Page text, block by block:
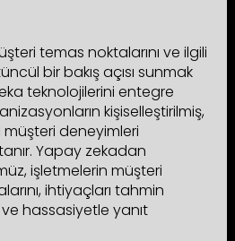
temas noktalarını ve ilgili
bir bakış açısı sunmak
teknolojilerini entegre
kişiselleştirilmiş,
deneyimleri
Yapay zekadan
işletmelerin müşteri
ihtiyaçları tahmin
hassasiyetle yanıt